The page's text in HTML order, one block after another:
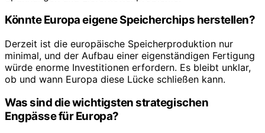
Könnte Europa eigene Speicherchips herstellen?
Derzeit ist die europäische Speicherproduktion nur
minimal, und der Aufbau einer eigenständigen Fertigung
würde enorme Investitionen erfordern. Es bleibt unklar,
ob und wann Europa diese Lücke schließen kann.
Was sind die wichtigsten strategischen
Engpässe für Europa?